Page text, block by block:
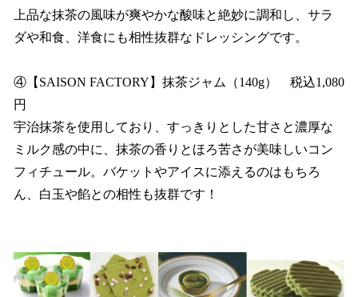
上品な抹茶の風味が爽やかな酸味と絶妙に調和し、サラ
ダや和食、洋食にも相性抜群なドレッシングです。
④【SAISON FACTORY】抹茶ジャム（140g） 税込1,080
円
宇治抹茶を使用しており、すっきりとした甘さと濃厚な
ミルク感の中に、抹茶の香りとほろ苦さが美味しいコン
フィチュール。バケットやアイスに添えるのはもちろ
ん、白玉や餡との相性も抜群です！